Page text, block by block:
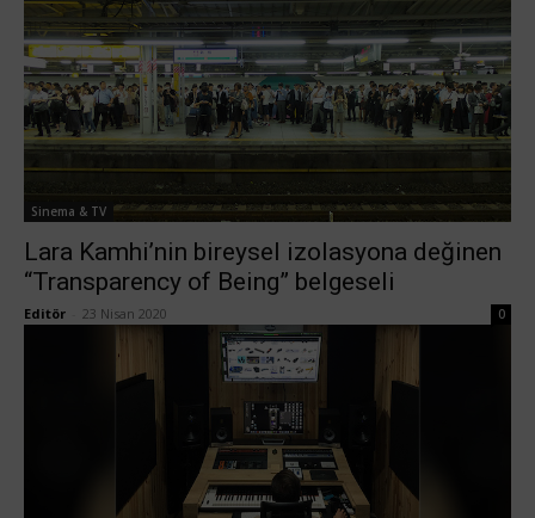
Sinema & TV
Lara Kamhi’nin bireysel izolasyona değinen
“Transparency of Being” belgeseli
Editör 23 Nisan 2020 0